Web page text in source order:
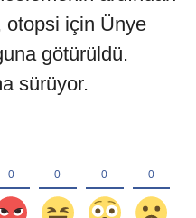
otopsi için Ünye
götürüldü.
sürüyor.